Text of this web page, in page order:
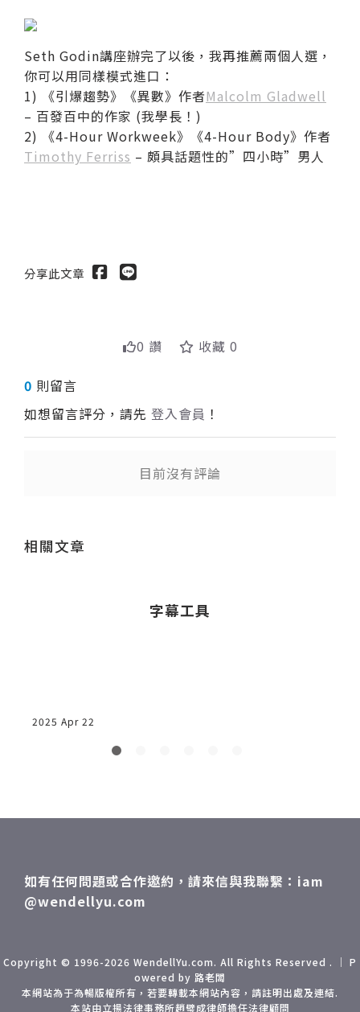
Seth Godin講座辦完了以後，我再推薦兩個人選，
你可以用同樣模式進口：
1)
《引爆趨勢》《異數》作者Malcolm Gladwell
– 百發百中的作家 (我學長！)
2)
《4-Hour Workweek》《4-Hour Body》作者
Timothy Ferriss – 頗具話題性的”四小時”男人
分享此文章
0 讚 收藏 0
0 則留言
如想留言評分，請先 登入會員 ！
目前沒有評論
相關文章
字幕工具
2025 Apr 22
如有任何問題或合作邀約，請來信與我聯繫：iam
@wendellyu.com
Copyright © 1996-2026 WendellYu.com. All Rights Reserved . ｜ P
owered by 路老闆
本網站為于為暢版權所有，若要轉載本網站內容，請註明出處及連結.
本站由立揚法律事務所趙璧成律師擔任法律顧問